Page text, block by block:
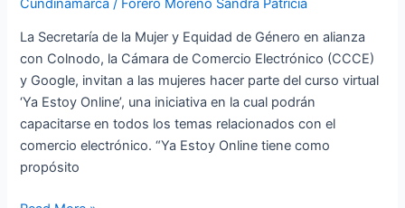
Cundinamarca / Forero Moreno Sandra Patricia
La Secretaría de la Mujer y Equidad de Género en alianza
con Colnodo, la Cámara de Comercio Electrónico (CCCE)
y Google, invitan a las mujeres hacer parte del curso virtual
‘Ya Estoy Online’, una iniciativa en la cual podrán
capacitarse en todos los temas relacionados con el
comercio electrónico. “Ya Estoy Online tiene como
propósito